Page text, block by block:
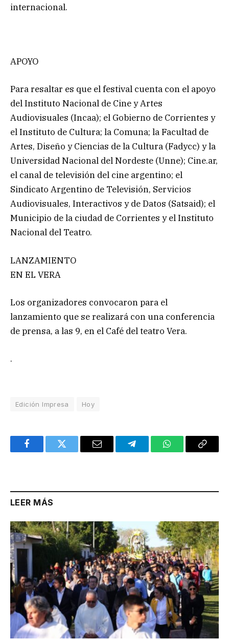
internacional.
APOYO
Para resaltar es que el festival cuenta con el apoyo
del Instituto Nacional de Cine y Artes
Audiovisuales (Incaa); el Gobierno de Corrientes y
el Instituto de Cultura; la Comuna; la Facultad de
Artes, Diseño y Ciencias de la Cultura (Fadycc) y la
Universidad Nacional del Nordeste (Unne); Cine.ar,
el canal de televisión del cine argentino; el
Sindicato Argentino de Televisión, Servicios
Audiovisuales, Interactivos y de Datos (Satsaid); el
Municipio de la ciudad de Corrientes y el Instituto
Nacional del Teatro.
LANZAMIENTO
EN EL VERA
Los organizadores convocaron para el
lanzamiento que se realizará con una conferencia
de prensa, a las 9, en el Café del teatro Vera.
.
Edición Impresa Hoy
FacebookTwitter Email TelegramWhatsAppCopy
LEER MÁS